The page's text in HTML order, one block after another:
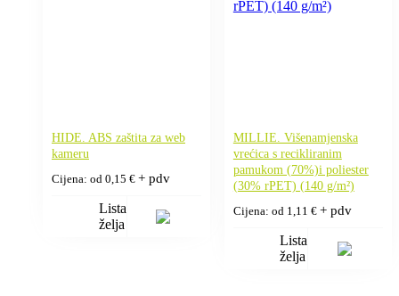
HIDE. ABS zaštita za web
kameru
Cijena: od 0,15 € + pdv
Lista
želja
MILLIE. Višenamjenska
vrećica s recikliranim
pamukom (70%)i poliester
(30% rPET) (140 g/m²)
Cijena: od 1,11 € + pdv
Lista
želja